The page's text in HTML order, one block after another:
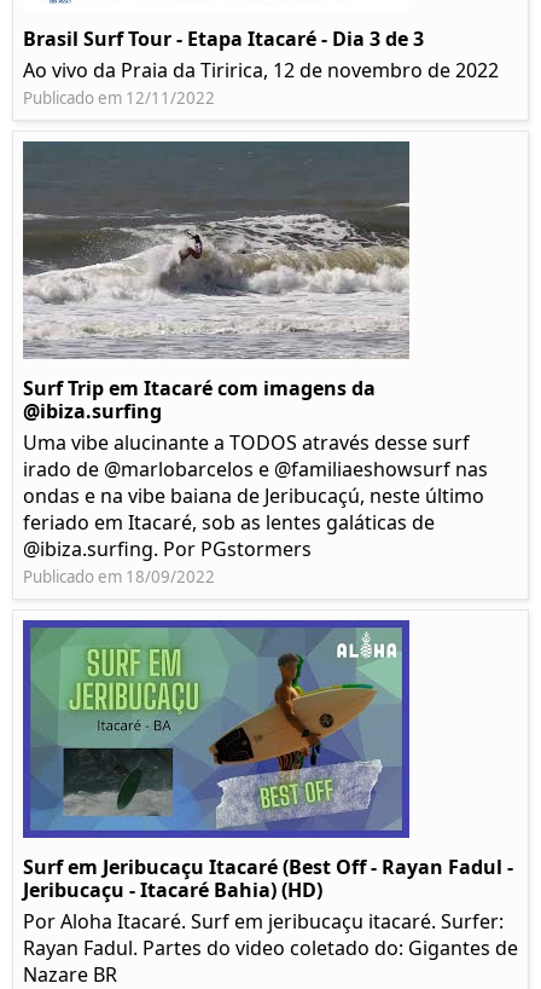
Brasil Surf Tour - Etapa Itacaré - Dia 3 de 3
Ao vivo da Praia da Tiririca, 12 de novembro de 2022
Publicado em 12/11/2022
Surf Trip em Itacaré com imagens da
@ibiza.surfing
Uma vibe alucinante a TODOS através desse surf
irado de @marlobarcelos e @familiaeshowsurf nas
ondas e na vibe baiana de Jeribucaçú, neste último
feriado em Itacaré, sob as lentes galáticas de
@ibiza.surfing. Por PGstormers
Publicado em 18/09/2022
Surf em Jeribucaçu Itacaré (Best Off - Rayan Fadul -
Jeribucaçu - Itacaré Bahia) (HD)
Por Aloha Itacaré. Surf em jeribucaçu itacaré. Surfer:
Rayan Fadul. Partes do video coletado do: Gigantes de
Nazare BR